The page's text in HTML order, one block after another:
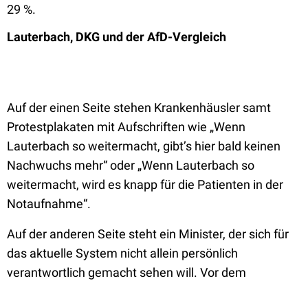
29 %.
Lauterbach, DKG und der AfD-Vergleich
Auf der einen Seite stehen Krankenhäusler samt
Protestplakaten mit Aufschriften wie „Wenn
Lauterbach so weitermacht, gibt’s hier bald keinen
Nachwuchs mehr“ oder „Wenn Lauterbach so
weitermacht, wird es knapp für die Patienten in der
Notaufnahme“.
Auf der anderen Seite steht ein Minister, der sich für
das aktuelle System nicht allein persönlich
verantwortlich gemacht sehen will. Vor dem